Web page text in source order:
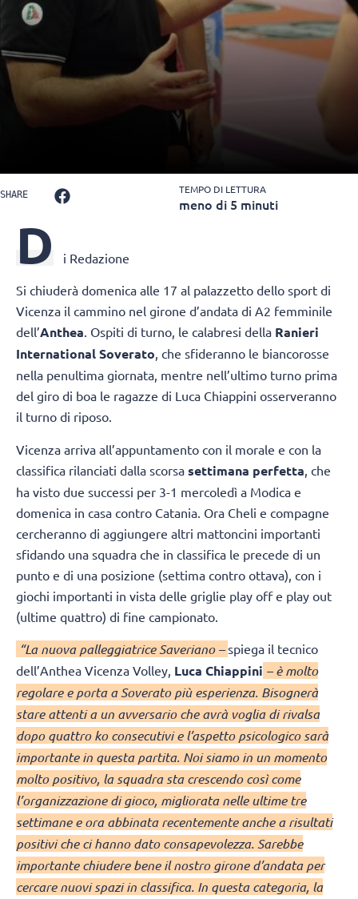
SHARE TEMPO DI LETTURA
meno di 5 minuti
D i Redazione
Si chiuderà domenica alle 17 al palazzetto dello sport di
Vicenza il cammino nel girone d’andata di A2 femminile
dell’Anthea. Ospiti di turno, le calabresi della Ranieri
International Soverato, che sfideranno le biancorosse
nella penultima giornata, mentre nell’ultimo turno prima
del giro di boa le ragazze di Luca Chiappini osserveranno
il turno di riposo.
Vicenza arriva all’appuntamento con il morale e con la
classifica rilanciati dalla scorsa settimana perfetta , che
ha visto due successi per 3-1 mercoledì a Modica e
domenica in casa contro Catania. Ora Cheli e compagne
cercheranno di aggiungere altri mattoncini importanti
sfidando una squadra che in classifica le precede di un
punto e di una posizione (settima contro ottava), con i
giochi importanti in vista delle griglie play off e play out
(ultime quattro) di fine campionato.
“La nuova palleggiatrice Saveriano –spiega il tecnico
dell’Anthea Vicenza Volley, Luca Chiappini – è molto
regolare e porta a Soverato più esperienza. Bisognerà
stare attenti a un avversario che avrà voglia di rivalsa
dopo quattro ko consecutivi e l’aspetto psicologico sarà
importante in questa partita. Noi siamo in un momento
molto positivo, la squadra sta crescendo così come
l’organizzazione di gioco, migliorata nelle ultime tre
settimane e ora abbinata recentemente anche a risultati
positivi che ci hanno dato consapevolezza. Sarebbe
importante chiudere bene il nostro girone d’andata per
cercare nuovi spazi in classifica. In questa categoria, la